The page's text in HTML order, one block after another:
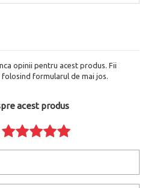
opinii pentru acest produs. Fii
formularul de mai jos.
acest produs